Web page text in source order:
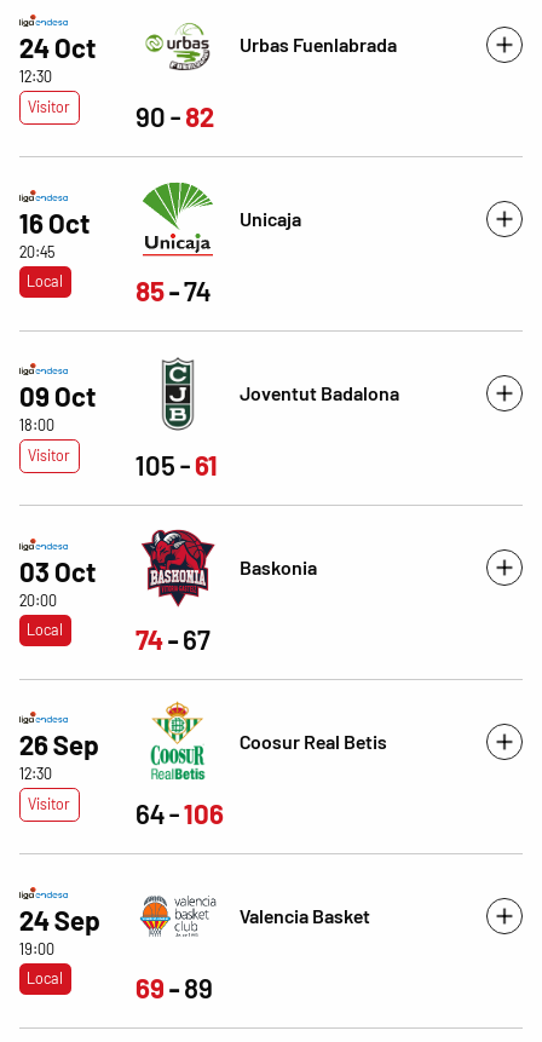
24 Oct
12:30
Visitor
Urbas Fuenlabrada
90 82
16 Oct
20:45
Local
Unicaja
85 74
09 Oct
18:00
Visitor
Joventut Badalona
105 61
03 Oct
20:00
Local
Baskonia
74 67
26 Sep
12:30
Visitor
Coosur Real Betis
64 106
24 Sep
19:00
Local
Valencia Basket
69 89